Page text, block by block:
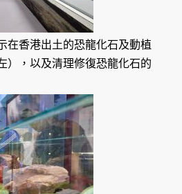
在香港出土的恐龍化石及動植
），以及清理修復恐龍化石的